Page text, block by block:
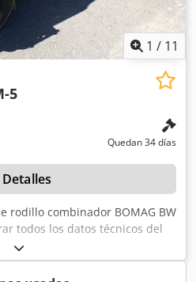
1 / 11
5
Quedan 34 días
rodillo combinador BOMAG BW
todos los datos técnicos del
sección «Documentos» en
descargar. Color: como se
acuerdo con las fotos y la